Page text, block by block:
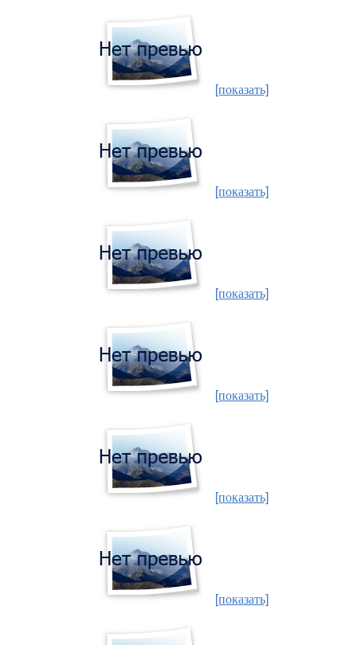
[показать]
[показать]
[показать]
[показать]
[показать]
[показать]